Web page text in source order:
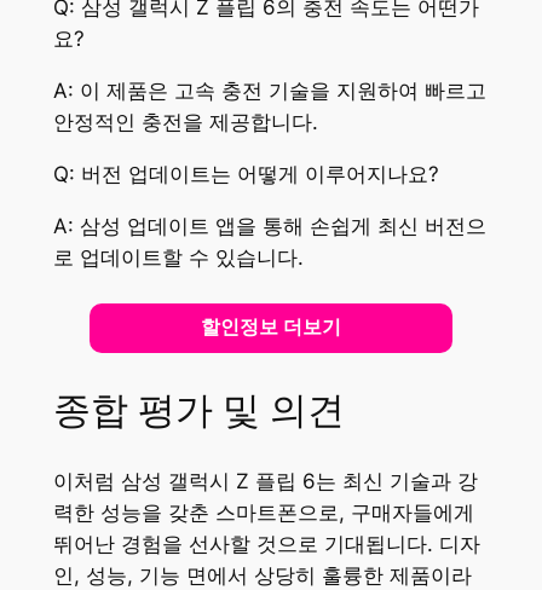
Q: 삼성 갤럭시 Z 플립 6의 충전 속도는 어떤가
요?
A: 이 제품은 고속 충전 기술을 지원하여 빠르고
안정적인 충전을 제공합니다.
Q: 버전 업데이트는 어떻게 이루어지나요?
A: 삼성 업데이트 앱을 통해 손쉽게 최신 버전으
로 업데이트할 수 있습니다.
할인정보 더보기
종합 평가 및 의견
이처럼 삼성 갤럭시 Z 플립 6는 최신 기술과 강
력한 성능을 갖춘 스마트폰으로, 구매자들에게
뛰어난 경험을 선사할 것으로 기대됩니다. 디자
인, 성능, 기능 면에서 상당히 훌륭한 제품이라